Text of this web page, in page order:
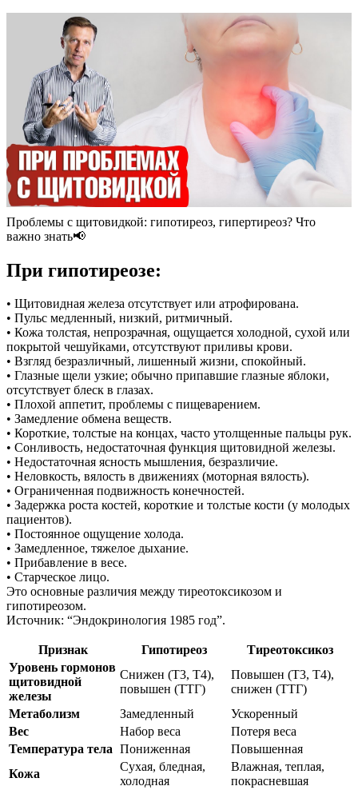
Проблемы с щитовидкой: гипотиреоз, гипертиреоз? Что
важно знать📢
При гипотиреозе:
• Щитовидная железа отсутствует или атрофирована.
• Пульс медленный, низкий, ритмичный.
• Кожа толстая, непрозрачная, ощущается холодной, сухой или
покрытой чешуйками, отсутствуют приливы крови.
• Взгляд безразличный, лишенный жизни, спокойный.
• Глазные щели узкие; обычно припавшие глазные яблоки,
отсутствует блеск в глазах.
• Плохой аппетит, проблемы с пищеварением.
• Замедление обмена веществ.
• Короткие, толстые на концах, часто утолщенные пальцы рук.
• Сонливость, недостаточная функция щитовидной железы.
• Недостаточная ясность мышления, безразличие.
• Неловкость, вялость в движениях (моторная вялость).
• Ограниченная подвижность конечностей.
• Задержка роста костей, короткие и толстые кости (у молодых
пациентов).
• Постоянное ощущение холода.
• Замедленное, тяжелое дыхание.
• Прибавление в весе.
• Старческое лицо.
Это основные различия между тиреотоксикозом и
гипотиреозом.
Источник: “Эндокринология 1985 год”.
Признак Гипотиреоз
Тиреотоксикоз
Уровень гормонов
щитовидной
железы
Снижен (Т3, Т4),
повышен (ТТГ)
Повышен (Т3, Т4),
снижен (ТТГ)
Метаболизм
Замедленный
Ускоренный
Вес
Набор веса
Потеря веса
Температура тела Пониженная
Повышенная
Кожа
Сухая, бледная,
холодная
Влажная, теплая,
покрасневшая